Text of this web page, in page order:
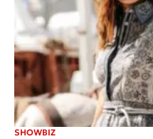
SHOWBIZ